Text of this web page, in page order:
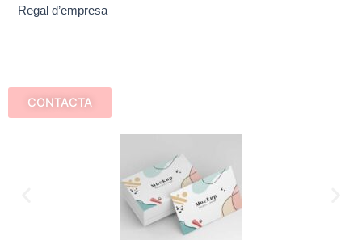
– Regal d’empresa
CONTACTA